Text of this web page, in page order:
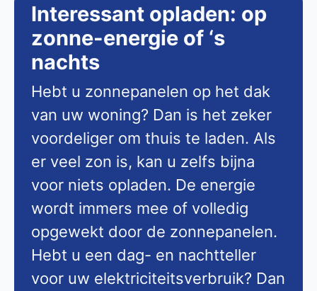
Interessant opladen: op
zonne-energie of ‘s
nachts
Hebt u zonnepanelen op het dak
van uw woning? Dan is het zeker
voordeliger om thuis te laden. Als
er veel zon is, kan u zelfs bijna
voor niets opladen. De energie
wordt immers mee of volledig
opgewekt door de zonnepanelen.
Hebt u een dag- en nachtteller
voor uw elektriciteitsverbruik? Dan